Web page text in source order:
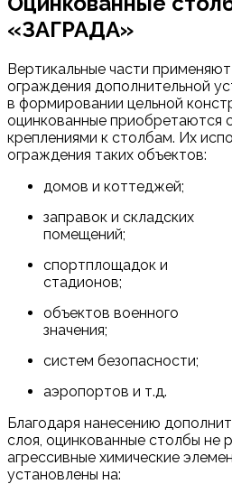
«ЗАГРАДА»
Вертикальные части
ограждения дополнительной
в формировании цельной
оцинкованные приобретаются
креплениями к столбам. Их
ограждения таких объектов:
домов и коттеджей;
заправок и складских
помещений;
спортплощадок и
стадионов;
объектов военного
значения;
систем безопасности;
аэропортов и т.д.
Благодаря нанесению
слоя, оцинкованные столбы не
агрессивные химические
установлены на: